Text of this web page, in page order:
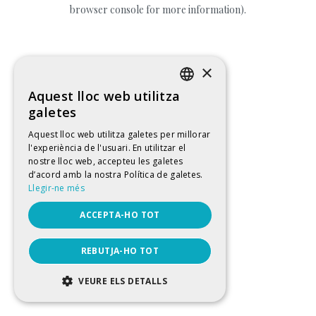
browser console for more information).
ENGLISH
FRENCH
×
Aquest lloc web utilitza
galetes
Aquest lloc web utilitza galetes per millorar
l'experiència de l'usuari. En utilitzar el
nostre lloc web, accepteu les galetes
d’acord amb la nostra Política de galetes.
Llegir-ne més
ACCEPTA-HO TOT
REBUTJA-HO TOT
VEURE ELS DETALLS
ESTRICTAMENT NECESSÀRIES